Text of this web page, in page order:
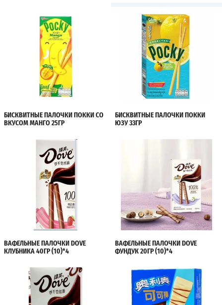
БИСКВИТНЫЕ ПАЛОЧКИ ПОККИ СО
ВКУСОМ МАНГО 25ГР
БИСКВИТНЫЕ ПАЛОЧКИ ПОККИ
ЮЗУ 33ГР
ВАФЕЛЬНЫЕ ПАЛОЧКИ DOVE
КЛУБНИКА 40ГР (10)*4
ВАФЕЛЬНЫЕ ПАЛОЧКИ DOVE
ФУНДУК 20ГР (10)*4